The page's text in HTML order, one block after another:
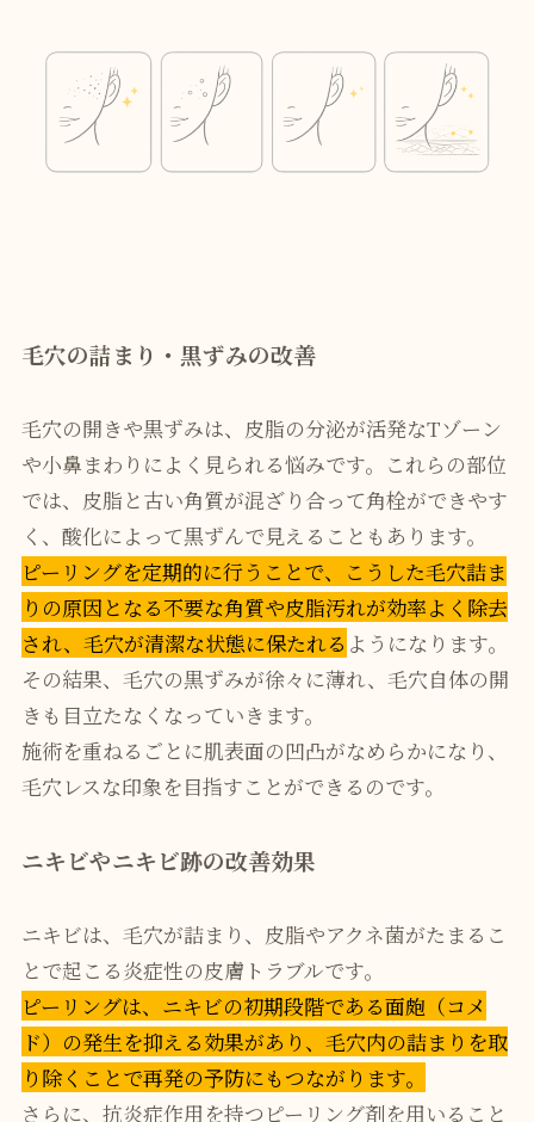
毛穴の詰まり・黒ずみの改善
毛穴の開きや黒ずみは、皮脂の分泌が活発なTゾーン
や小鼻まわりによく見られる悩みです。これらの部位
では、皮脂と古い角質が混ざり合って角栓ができやす
く、酸化によって黒ずんで見えることもあります。
ピーリングを定期的に行うことで、こうした毛穴詰ま
りの原因となる不要な角質や皮脂汚れが効率よく除去
され、毛穴が清潔な状態に保たれる ようになります。
その結果、毛穴の黒ずみが徐々に薄れ、毛穴自体の開
きも目立たなくなっていきます。
施術を重ねるごとに肌表面の凹凸がなめらかになり、
毛穴レスな印象を目指すことができるのです。
ニキビやニキビ跡の改善効果
ニキビは、毛穴が詰まり、皮脂やアクネ菌がたまるこ
とで起こる炎症性の皮膚トラブルです。
ピーリングは、ニキビの初期段階である面皰（コメ
ド）の発生を抑える効果があり、毛穴内の詰まりを取
り除くことで再発の予防にもつながります。
さらに、抗炎症作用を持つピーリング剤を用いること